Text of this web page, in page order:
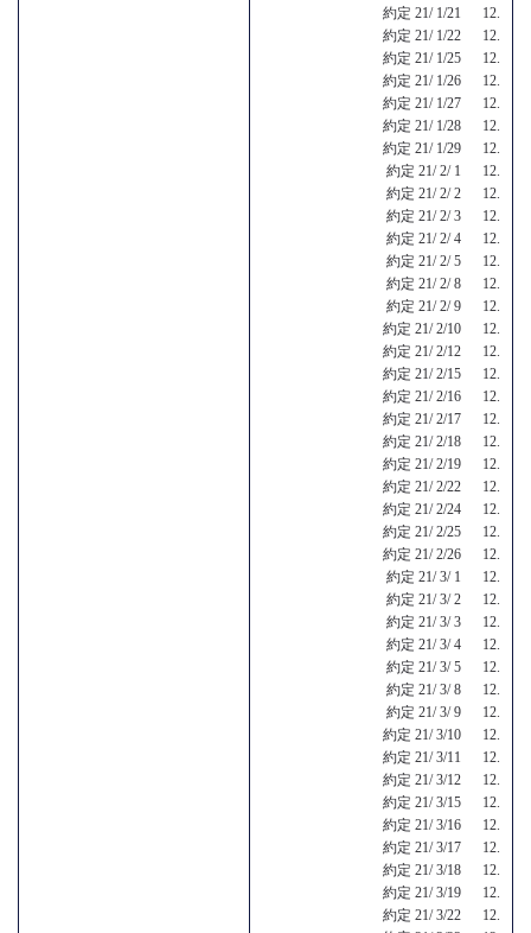
約定 21/ 1/21 12.
約定 21/ 1/22 12.
約定 21/ 1/25 12.
約定 21/ 1/26 12.
約定 21/ 1/27 12.
約定 21/ 1/28 12.
約定 21/ 1/29 12.
約定 21/ 2/ 1 12.
約定 21/ 2/ 2 12.
約定 21/ 2/ 3 12.
約定 21/ 2/ 4 12.
約定 21/ 2/ 5 12.
約定 21/ 2/ 8 12.
約定 21/ 2/ 9 12.
約定 21/ 2/10 12.
約定 21/ 2/12 12.
約定 21/ 2/15 12.
約定 21/ 2/16 12.
約定 21/ 2/17 12.
約定 21/ 2/18 12.
約定 21/ 2/19 12.
約定 21/ 2/22 12.
約定 21/ 2/24 12.
約定 21/ 2/25 12.
約定 21/ 2/26 12.
約定 21/ 3/ 1 12.
約定 21/ 3/ 2 12.
約定 21/ 3/ 3 12.
約定 21/ 3/ 4 12.
約定 21/ 3/ 5 12.
約定 21/ 3/ 8 12.
約定 21/ 3/ 9 12.
約定 21/ 3/10 12.
約定 21/ 3/11 12.
約定 21/ 3/12 12.
約定 21/ 3/15 12.
約定 21/ 3/16 12.
約定 21/ 3/17 12.
約定 21/ 3/18 12.
約定 21/ 3/19 12.
約定 21/ 3/22 12.